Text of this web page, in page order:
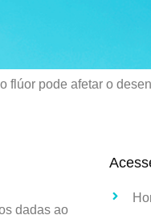
flúor pode afetar o
dadas ao